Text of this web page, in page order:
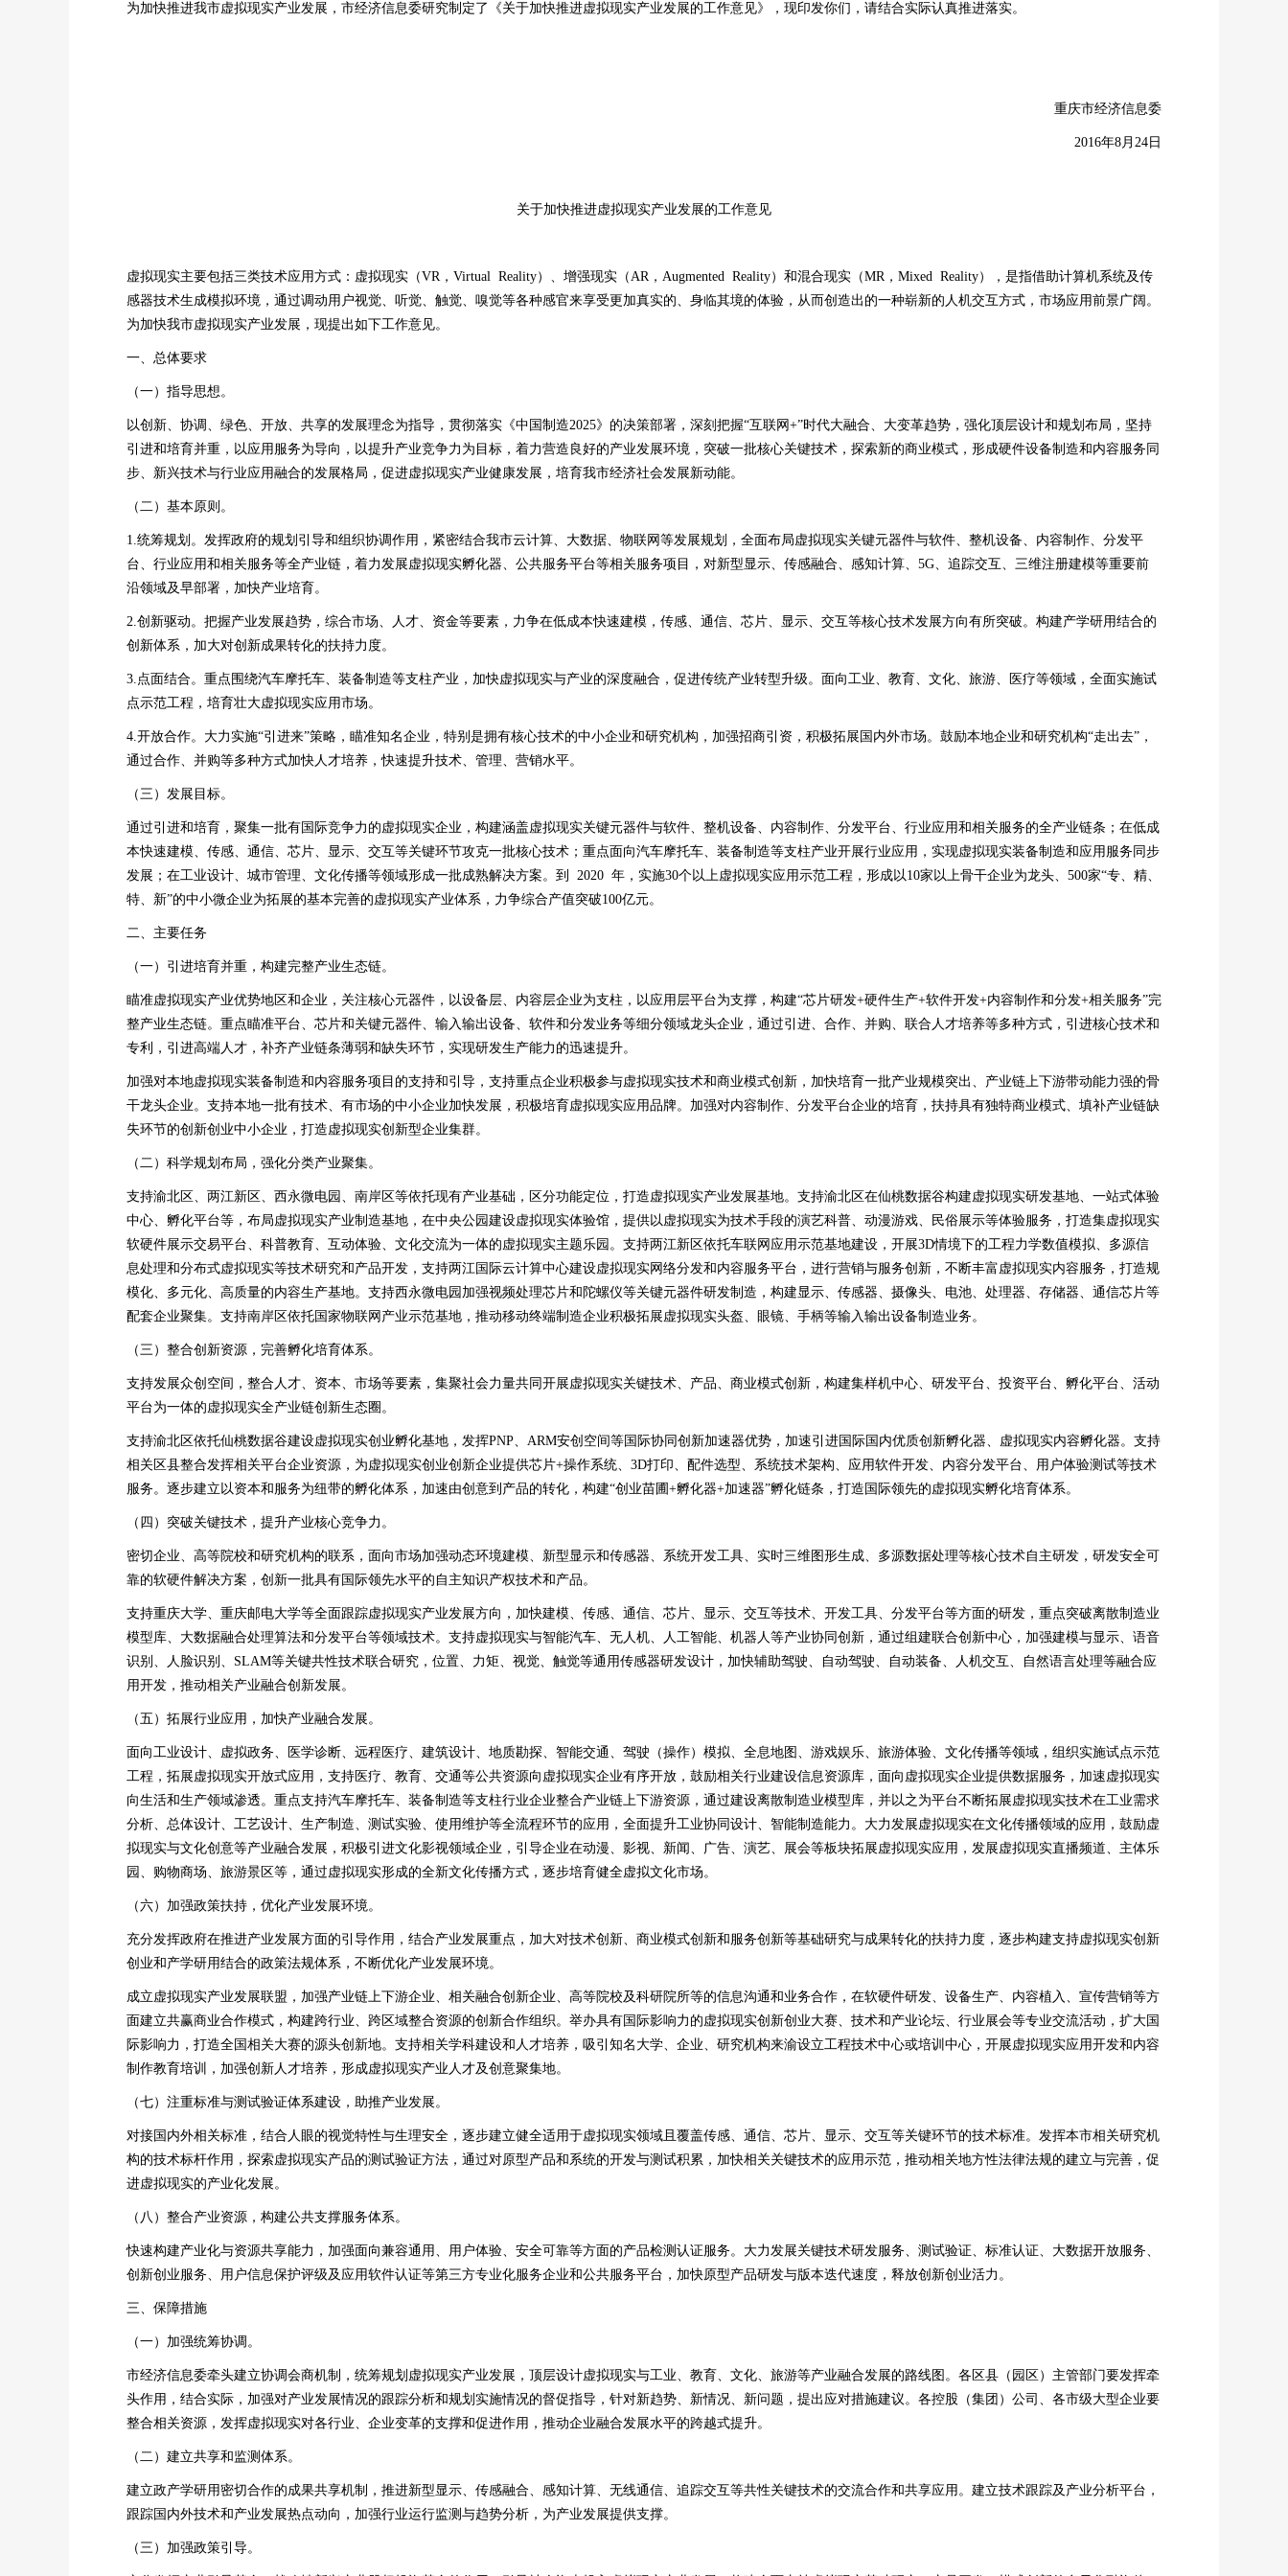
为加快推进我市虚拟现实产业发展，市经济信息委研究制定了《关于加快推进虚拟现实产业发展的工作意见》，现印发你们，请结合实际认真推进落实。
重庆市经济信息委
2016年8月24日
关于加快推进虚拟现实产业发展的工作意见
虚拟现实主要包括三类技术应用方式：虚拟现实（VR，Virtual Reality）、增强现实（AR，Augmented Reality）和混合现实（MR，Mixed Reality），是指借助计算机系统及传
感器技术生成模拟环境，通过调动用户视觉、听觉、触觉、嗅觉等各种感官来享受更加真实的、身临其境的体验，从而创造出的一种崭新的人机交互方式，市场应用前景广阔。
为加快我市虚拟现实产业发展，现提出如下工作意见。
一、总体要求
（一）指导思想。
以创新、协调、绿色、开放、共享的发展理念为指导，贯彻落实《中国制造2025》的决策部署，深刻把握“互联网+”时代大融合、大变革趋势，强化顶层设计和规划布局，坚持
引进和培育并重，以应用服务为导向，以提升产业竞争力为目标，着力营造良好的产业发展环境，突破一批核心关键技术，探索新的商业模式，形成硬件设备制造和内容服务同
步、新兴技术与行业应用融合的发展格局，促进虚拟现实产业健康发展，培育我市经济社会发展新动能。
（二）基本原则。
1.统筹规划。发挥政府的规划引导和组织协调作用，紧密结合我市云计算、大数据、物联网等发展规划，全面布局虚拟现实关键元器件与软件、整机设备、内容制作、分发平
台、行业应用和相关服务等全产业链，着力发展虚拟现实孵化器、公共服务平台等相关服务项目，对新型显示、传感融合、感知计算、5G、追踪交互、三维注册建模等重要前
沿领域及早部署，加快产业培育。
2.创新驱动。把握产业发展趋势，综合市场、人才、资金等要素，力争在低成本快速建模，传感、通信、芯片、显示、交互等核心技术发展方向有所突破。构建产学研用结合的
创新体系，加大对创新成果转化的扶持力度。
3.点面结合。重点围绕汽车摩托车、装备制造等支柱产业，加快虚拟现实与产业的深度融合，促进传统产业转型升级。面向工业、教育、文化、旅游、医疗等领域，全面实施试
点示范工程，培育壮大虚拟现实应用市场。
4.开放合作。大力实施“引进来”策略，瞄准知名企业，特别是拥有核心技术的中小企业和研究机构，加强招商引资，积极拓展国内外市场。鼓励本地企业和研究机构“走出去”，
通过合作、并购等多种方式加快人才培养，快速提升技术、管理、营销水平。
（三）发展目标。
通过引进和培育，聚集一批有国际竞争力的虚拟现实企业，构建涵盖虚拟现实关键元器件与软件、整机设备、内容制作、分发平台、行业应用和相关服务的全产业链条；在低成
本快速建模、传感、通信、芯片、显示、交互等关键环节攻克一批核心技术；重点面向汽车摩托车、装备制造等支柱产业开展行业应用，实现虚拟现实装备制造和应用服务同步
发展；在工业设计、城市管理、文化传播等领域形成一批成熟解决方案。到 2020 年，实施30个以上虚拟现实应用示范工程，形成以10家以上骨干企业为龙头、500家“专、精、
特、新”的中小微企业为拓展的基本完善的虚拟现实产业体系，力争综合产值突破100亿元。
二、主要任务
（一）引进培育并重，构建完整产业生态链。
瞄准虚拟现实产业优势地区和企业，关注核心元器件，以设备层、内容层企业为支柱，以应用层平台为支撑，构建“芯片研发+硬件生产+软件开发+内容制作和分发+相关服务”完
整产业生态链。重点瞄准平台、芯片和关键元器件、输入输出设备、软件和分发业务等细分领域龙头企业，通过引进、合作、并购、联合人才培养等多种方式，引进核心技术和
专利，引进高端人才，补齐产业链条薄弱和缺失环节，实现研发生产能力的迅速提升。
加强对本地虚拟现实装备制造和内容服务项目的支持和引导，支持重点企业积极参与虚拟现实技术和商业模式创新，加快培育一批产业规模突出、产业链上下游带动能力强的骨
干龙头企业。支持本地一批有技术、有市场的中小企业加快发展，积极培育虚拟现实应用品牌。加强对内容制作、分发平台企业的培育，扶持具有独特商业模式、填补产业链缺
失环节的创新创业中小企业，打造虚拟现实创新型企业集群。
（二）科学规划布局，强化分类产业聚集。
支持渝北区、两江新区、西永微电园、南岸区等依托现有产业基础，区分功能定位，打造虚拟现实产业发展基地。支持渝北区在仙桃数据谷构建虚拟现实研发基地、一站式体验
中心、孵化平台等，布局虚拟现实产业制造基地，在中央公园建设虚拟现实体验馆，提供以虚拟现实为技术手段的演艺科普、动漫游戏、民俗展示等体验服务，打造集虚拟现实
软硬件展示交易平台、科普教育、互动体验、文化交流为一体的虚拟现实主题乐园。支持两江新区依托车联网应用示范基地建设，开展3D情境下的工程力学数值模拟、多源信
息处理和分布式虚拟现实等技术研究和产品开发，支持两江国际云计算中心建设虚拟现实网络分发和内容服务平台，进行营销与服务创新，不断丰富虚拟现实内容服务，打造规
模化、多元化、高质量的内容生产基地。支持西永微电园加强视频处理芯片和陀螺仪等关键元器件研发制造，构建显示、传感器、摄像头、电池、处理器、存储器、通信芯片等
配套企业聚集。支持南岸区依托国家物联网产业示范基地，推动移动终端制造企业积极拓展虚拟现实头盔、眼镜、手柄等输入输出设备制造业务。
（三）整合创新资源，完善孵化培育体系。
支持发展众创空间，整合人才、资本、市场等要素，集聚社会力量共同开展虚拟现实关键技术、产品、商业模式创新，构建集样机中心、研发平台、投资平台、孵化平台、活动
平台为一体的虚拟现实全产业链创新生态圈。
支持渝北区依托仙桃数据谷建设虚拟现实创业孵化基地，发挥PNP、ARM安创空间等国际协同创新加速器优势，加速引进国际国内优质创新孵化器、虚拟现实内容孵化器。支持
相关区县整合发挥相关平台企业资源，为虚拟现实创业创新企业提供芯片+操作系统、3D打印、配件选型、系统技术架构、应用软件开发、内容分发平台、用户体验测试等技术
服务。逐步建立以资本和服务为纽带的孵化体系，加速由创意到产品的转化，构建“创业苗圃+孵化器+加速器”孵化链条，打造国际领先的虚拟现实孵化培育体系。
（四）突破关键技术，提升产业核心竞争力。
密切企业、高等院校和研究机构的联系，面向市场加强动态环境建模、新型显示和传感器、系统开发工具、实时三维图形生成、多源数据处理等核心技术自主研发，研发安全可
靠的软硬件解决方案，创新一批具有国际领先水平的自主知识产权技术和产品。
支持重庆大学、重庆邮电大学等全面跟踪虚拟现实产业发展方向，加快建模、传感、通信、芯片、显示、交互等技术、开发工具、分发平台等方面的研发，重点突破离散制造业
模型库、大数据融合处理算法和分发平台等领域技术。支持虚拟现实与智能汽车、无人机、人工智能、机器人等产业协同创新，通过组建联合创新中心，加强建模与显示、语音
识别、人脸识别、SLAM等关键共性技术联合研究，位置、力矩、视觉、触觉等通用传感器研发设计，加快辅助驾驶、自动驾驶、自动装备、人机交互、自然语言处理等融合应
用开发，推动相关产业融合创新发展。
（五）拓展行业应用，加快产业融合发展。
面向工业设计、虚拟政务、医学诊断、远程医疗、建筑设计、地质勘探、智能交通、驾驶（操作）模拟、全息地图、游戏娱乐、旅游体验、文化传播等领域，组织实施试点示范
工程，拓展虚拟现实开放式应用，支持医疗、教育、交通等公共资源向虚拟现实企业有序开放，鼓励相关行业建设信息资源库，面向虚拟现实企业提供数据服务，加速虚拟现实
向生活和生产领域渗透。重点支持汽车摩托车、装备制造等支柱行业企业整合产业链上下游资源，通过建设离散制造业模型库，并以之为平台不断拓展虚拟现实技术在工业需求
分析、总体设计、工艺设计、生产制造、测试实验、使用维护等全流程环节的应用，全面提升工业协同设计、智能制造能力。大力发展虚拟现实在文化传播领域的应用，鼓励虚
拟现实与文化创意等产业融合发展，积极引进文化影视领域企业，引导企业在动漫、影视、新闻、广告、演艺、展会等板块拓展虚拟现实应用，发展虚拟现实直播频道、主体乐
园、购物商场、旅游景区等，通过虚拟现实形成的全新文化传播方式，逐步培育健全虚拟文化市场。
（六）加强政策扶持，优化产业发展环境。
充分发挥政府在推进产业发展方面的引导作用，结合产业发展重点，加大对技术创新、商业模式创新和服务创新等基础研究与成果转化的扶持力度，逐步构建支持虚拟现实创新
创业和产学研用结合的政策法规体系，不断优化产业发展环境。
成立虚拟现实产业发展联盟，加强产业链上下游企业、相关融合创新企业、高等院校及科研院所等的信息沟通和业务合作，在软硬件研发、设备生产、内容植入、宣传营销等方
面建立共赢商业合作模式，构建跨行业、跨区域整合资源的创新合作组织。举办具有国际影响力的虚拟现实创新创业大赛、技术和产业论坛、行业展会等专业交流活动，扩大国
际影响力，打造全国相关大赛的源头创新地。支持相关学科建设和人才培养，吸引知名大学、企业、研究机构来渝设立工程技术中心或培训中心，开展虚拟现实应用开发和内容
制作教育培训，加强创新人才培养，形成虚拟现实产业人才及创意聚集地。
（七）注重标准与测试验证体系建设，助推产业发展。
对接国内外相关标准，结合人眼的视觉特性与生理安全，逐步建立健全适用于虚拟现实领域且覆盖传感、通信、芯片、显示、交互等关键环节的技术标准。发挥本市相关研究机
构的技术标杆作用，探索虚拟现实产品的测试验证方法，通过对原型产品和系统的开发与测试积累，加快相关关键技术的应用示范，推动相关地方性法律法规的建立与完善，促
进虚拟现实的产业化发展。
（八）整合产业资源，构建公共支撑服务体系。
快速构建产业化与资源共享能力，加强面向兼容通用、用户体验、安全可靠等方面的产品检测认证服务。大力发展关键技术研发服务、测试验证、标准认证、大数据开放服务、
创新创业服务、用户信息保护评级及应用软件认证等第三方专业化服务企业和公共服务平台，加快原型产品研发与版本迭代速度，释放创新创业活力。
三、保障措施
（一）加强统筹协调。
市经济信息委牵头建立协调会商机制，统筹规划虚拟现实产业发展，顶层设计虚拟现实与工业、教育、文化、旅游等产业融合发展的路线图。各区县（园区）主管部门要发挥牵
头作用，结合实际，加强对产业发展情况的跟踪分析和规划实施情况的督促指导，针对新趋势、新情况、新问题，提出应对措施建议。各控股（集团）公司、各市级大型企业要
整合相关资源，发挥虚拟现实对各行业、企业变革的支撑和促进作用，推动企业融合发展水平的跨越式提升。
（二）建立共享和监测体系。
建立政产学研用密切合作的成果共享机制，推进新型显示、传感融合、感知计算、无线通信、追踪交互等共性关键技术的交流合作和共享应用。建立技术跟踪及产业分析平台，
跟踪国内外技术和产业发展热点动向，加强行业运行监测与趋势分析，为产业发展提供支撑。
（三）加强政策引导。